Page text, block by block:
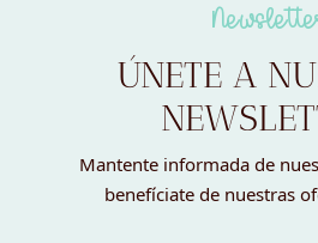
ÚNETE A
Mantente informada de
benefíciate de nuestras